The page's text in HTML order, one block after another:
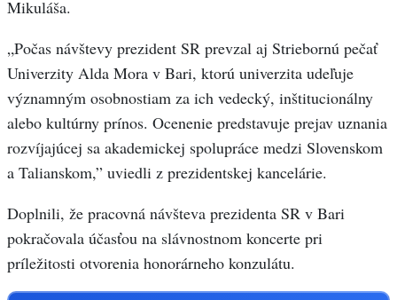
Mikuláša.
„Počas návštevy prezident SR prevzal aj Striebornú pečať
Univerzity Alda Mora v Bari, ktorú univerzita udeľuje
významným osobnostiam za ich vedecký, inštitucionálny
alebo kultúrny prínos. Ocenenie predstavuje prejav uznania
rozvíjajúcej sa akademickej spolupráce medzi Slovenskom
a Talianskom,” uviedli z prezidentskej kancelárie.
Doplnili, že pracovná návšteva prezidenta SR v Bari
pokračovala účasťou na slávnostnom koncerte pri
príležitosti otvorenia honorárneho konzulátu.